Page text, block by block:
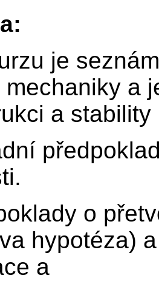
je
mechaniky a
a stability
o
hypotéza)
a